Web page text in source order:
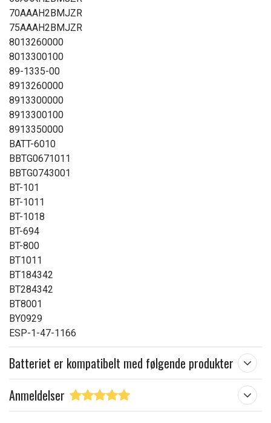
70AAAH2BMJZR
75AAAH2BMJZR
8013260000
8013300100
89-1335-00
8913260000
8913300000
8913300100
8913350000
BATT-6010
BBTG0671011
BBTG0743001
BT-101
BT-1011
BT-1018
BT-694
BT-800
BT1011
BT184342
BT284342
BT8001
BY0929
ESP-1-47-1166
Batteriet er kompatibelt med følgende produkter
Anmeldelser